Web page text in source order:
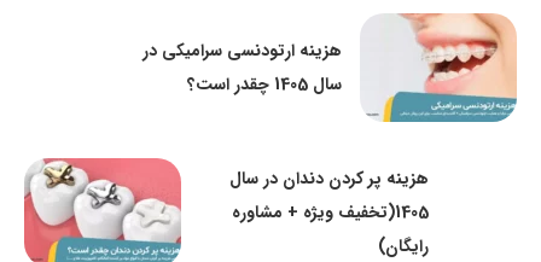
هزینه ارتودنسی سرامیکی در
سال 1405 چقدر است؟
هزینه پر کردن دندان در سال
1405(تخفیف ویژه + مشاوره
رایگان)